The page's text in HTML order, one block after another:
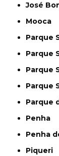
José
Mooca
Parque
Parque
Parque
Parque
Penha
Penha
Piqueri